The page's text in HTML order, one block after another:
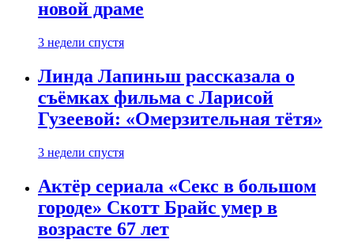
новой драме
3 недели спустя
Линда Лапиньш рассказала о
съёмках фильма с Ларисой
Гузеевой: «Омерзительная тётя»
3 недели спустя
Актёр сериала «Секс в большом
городе» Скотт Брайс умер в
возрасте 67 лет